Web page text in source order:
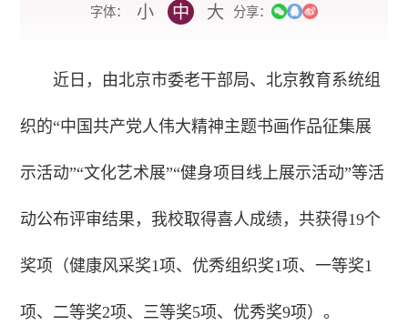
字体：
小 中 大 分享：
近日，由北京市委老干部局、北京教育系统组
织的“中国共产党人伟大精神主题书画作品征集展
示活动”“文化艺术展”“健身项目线上展示活动”等活
动公布评审结果，我校取得喜人成绩，共获得19个
奖项（健康风采奖1项、优秀组织奖1项、一等奖1
项、二等奖2项、三等奖5项、优秀奖9项）。